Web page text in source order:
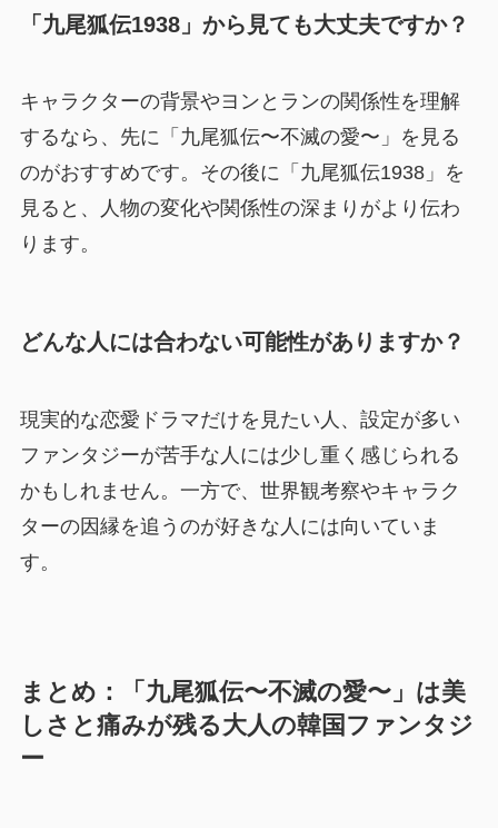
「九尾狐伝1938」から見ても大丈夫ですか？
キャラクターの背景やヨンとランの関係性を理解
するなら、先に「九尾狐伝〜不滅の愛〜」を見る
のがおすすめです。その後に「九尾狐伝1938」を
見ると、人物の変化や関係性の深まりがより伝わ
ります。
どんな人には合わない可能性がありますか？
現実的な恋愛ドラマだけを見たい人、設定が多い
ファンタジーが苦手な人には少し重く感じられる
かもしれません。一方で、世界観考察やキャラク
ターの因縁を追うのが好きな人には向いていま
す。
まとめ：「九尾狐伝〜不滅の愛〜」は美
しさと痛みが残る大人の韓国ファンタジ
ー